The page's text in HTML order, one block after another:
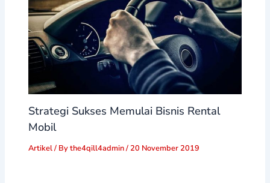
Strategi Sukses Memulai Bisnis Rental
Mobil
Artikel/ Bythe4qill4admin/ 20 November 2019